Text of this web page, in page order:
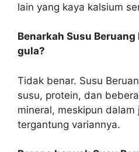
lain yang kaya kalsium
Benarkah Susu
gula?
Tidak benar. Susu
susu, protein, dan
mineral, meskipun
tergantung variannya.